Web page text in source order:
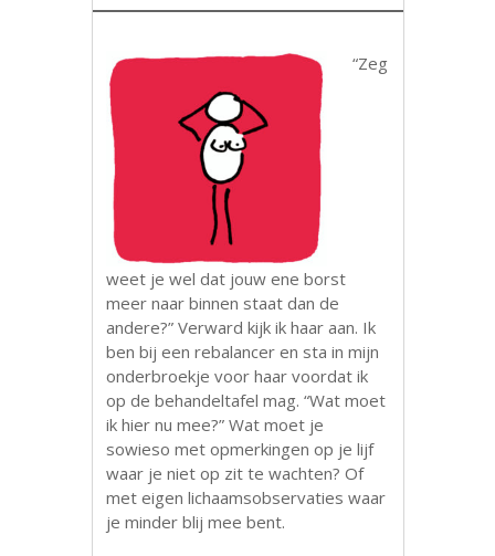
“Zeg
weet je wel dat jouw ene borst
meer naar binnen staat dan de
andere?” Verward kijk ik haar aan. Ik
ben bij een rebalancer en sta in mijn
onderbroekje voor haar voordat ik
op de behandeltafel mag. “Wat moet
ik hier nu mee?” Wat moet je
sowieso met opmerkingen op je lijf
waar je niet op zit te wachten? Of
met eigen lichaamsobservaties waar
je minder blij mee bent.